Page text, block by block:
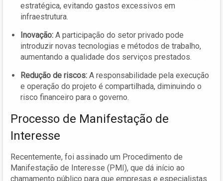
estratégica, evitando gastos excessivos em
infraestrutura.
Inovação: A participação do setor privado pode
introduzir novas tecnologias e métodos de trabalho,
aumentando a qualidade dos serviços prestados.
Redução de riscos: A responsabilidade pela execução
e operação do projeto é compartilhada, diminuindo o
risco financeiro para o governo.
Processo de Manifestação de
Interesse
Recentemente, foi assinado um Procedimento de
Manifestação de Interesse (PMI), que dá início ao
chamamento público para que empresas e especialistas